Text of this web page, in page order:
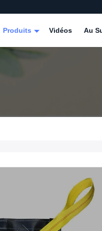
Produits Vidéos Au